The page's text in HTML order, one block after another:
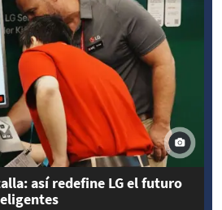
así redefine LG el futuro